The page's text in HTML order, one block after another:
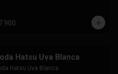
Hatsu Uva Blanca
Hatsu Uva Blanca